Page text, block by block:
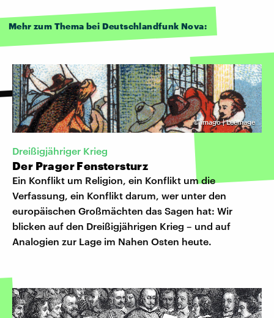
Mehr zum Thema bei Deutschlandfunk Nova:
©imago | Leemage
Dreißigjähriger Krieg
Der Prager Fenstersturz
Ein Konflikt um Religion, ein Konflikt um die
Verfassung, ein Konflikt darum, wer unter den
europäischen Großmächten das Sagen hat: Wir
blicken auf den Dreißigjährigen Krieg – und auf
Analogien zur Lage im Nahen Osten heute.